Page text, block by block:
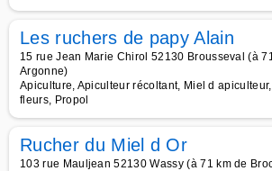
Les ruchers de papy Alain
15 rue Jean Marie Chirol 52130 Brousseval (à
Argonne)
Apiculture, Apiculteur récoltant, Miel d
fleurs, Propol
Rucher du Miel d Or
103 rue Mauljean 52130 Wassy (à 71 km de